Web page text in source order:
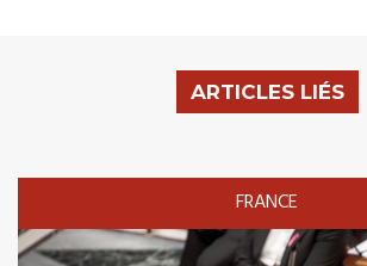
ARTICLES LIÉS
FRANCE